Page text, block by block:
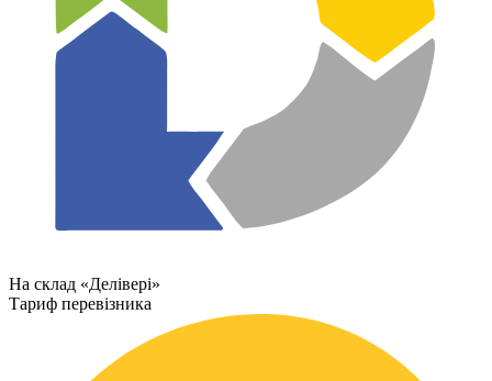
На склад «Делівері»
Тариф перевізника